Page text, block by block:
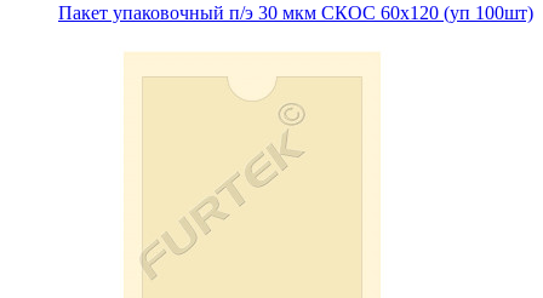
Пакет упаковочный п/э 30 мкм СКОС 60х120 (уп 100шт)